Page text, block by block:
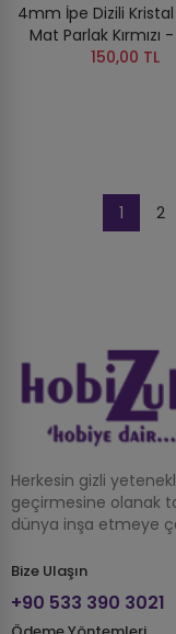
4mm İpe Dizili
Mat Parlak Kırmızı
150,00 TL
1 2
Herkesin gizli
geçirmesine olanak
dünya inşa etmeye
Bize Ulaşın
+90 533 390 3021